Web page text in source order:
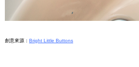
創意來源： Bright Little Buttons